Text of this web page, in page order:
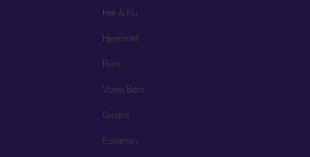
Her & Nu
Hjemmet
Rum
Vores Børn
Gastro
Euroman